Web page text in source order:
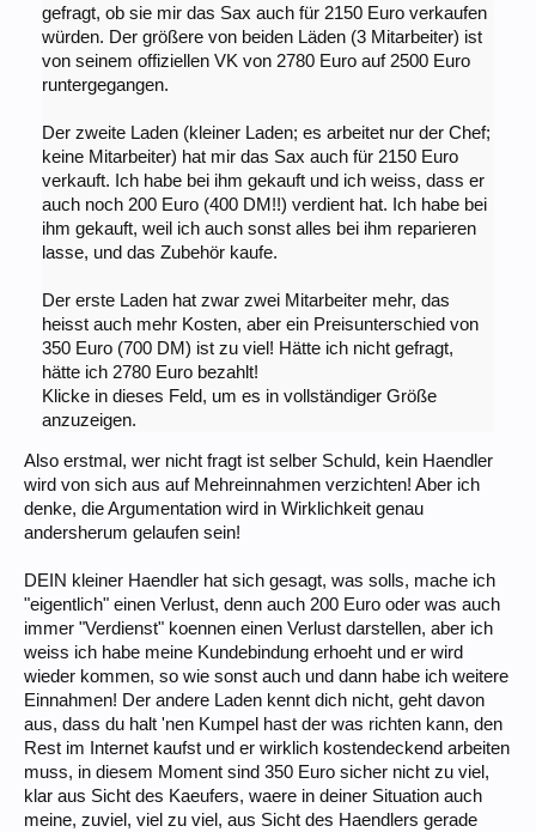
gefragt, ob sie mir das Sax auch für 2150 Euro verkaufen
würden. Der größere von beiden Läden (3 Mitarbeiter) ist
von seinem offiziellen VK von 2780 Euro auf 2500 Euro
runtergegangen.
Der zweite Laden (kleiner Laden; es arbeitet nur der Chef;
keine Mitarbeiter) hat mir das Sax auch für 2150 Euro
verkauft. Ich habe bei ihm gekauft und ich weiss, dass er
auch noch 200 Euro (400 DM!!) verdient hat. Ich habe bei
ihm gekauft, weil ich auch sonst alles bei ihm reparieren
lasse, und das Zubehör kaufe.
Der erste Laden hat zwar zwei Mitarbeiter mehr, das
heisst auch mehr Kosten, aber ein Preisunterschied von
350 Euro (700 DM) ist zu viel! Hätte ich nicht gefragt,
hätte ich 2780 Euro bezahlt!
Klicke in dieses Feld, um es in vollständiger Größe
anzuzeigen.
Also erstmal, wer nicht fragt ist selber Schuld, kein Haendler
wird von sich aus auf Mehreinnahmen verzichten! Aber ich
denke, die Argumentation wird in Wirklichkeit genau
andersherum gelaufen sein!
DEIN kleiner Haendler hat sich gesagt, was solls, mache ich
"eigentlich" einen Verlust, denn auch 200 Euro oder was auch
immer "Verdienst" koennen einen Verlust darstellen, aber ich
weiss ich habe meine Kundebindung erhoeht und er wird
wieder kommen, so wie sonst auch und dann habe ich weitere
Einnahmen! Der andere Laden kennt dich nicht, geht davon
aus, dass du halt 'nen Kumpel hast der was richten kann, den
Rest im Internet kaufst und er wirklich kostendeckend arbeiten
muss, in diesem Moment sind 350 Euro sicher nicht zu viel,
klar aus Sicht des Kaeufers, waere in deiner Situation auch
meine, zuviel, viel zu viel, aus Sicht des Haendlers gerade